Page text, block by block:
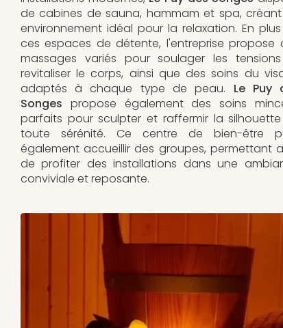
de cabines de sauna, hammam et spa,
environnement idéal pour la relaxation. En
ces espaces de détente, l'entreprise propose
massages variés pour soulager les
revitaliser le corps, ainsi que des soins du
adaptés à chaque type de peau. Le Puy
Songes propose également des soins
parfaits pour sculpter et raffermir la
toute sérénité. Ce centre de bien-être
également accueillir des groupes, permettant
de profiter des installations dans une
conviviale et reposante.